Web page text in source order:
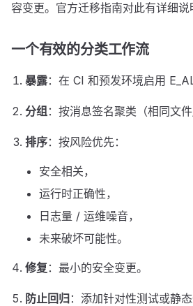
容变更。官方迁移指南对此有详细说
一个有效的分类工作流
暴露：在 CI 和预发环境启用
分组：按消息签名聚类（相同文
排序：按风险优先：
安全相关，
运行时正确性，
日志量 / 运维噪音，
未来破坏可能性。
修复 ：最小的安全变更。
防止回归 ：添加针对性测试或静态